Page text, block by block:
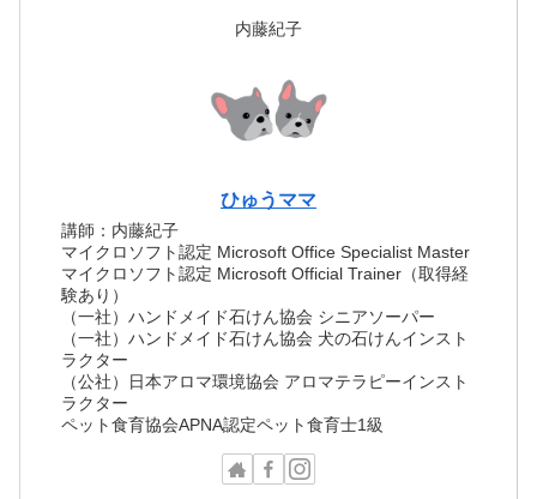
内藤紀子
ひゅうママ
講師：内藤紀子
マイクロソフト認定 Microsoft Office Specialist Master
マイクロソフト認定 Microsoft Official Trainer（取得経
験あり）
（一社）ハンドメイド石けん協会 シニアソーパー
（一社）ハンドメイド石けん協会 犬の石けんインスト
ラクター
（公社）日本アロマ環境協会 アロマテラピーインスト
ラクター
ペット食育協会APNA認定ペット食育士1級